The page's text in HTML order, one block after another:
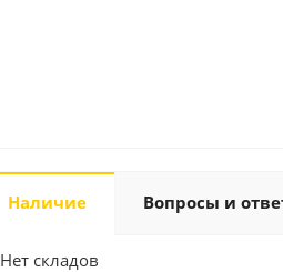
Наличие Вопросы и
Нет складов